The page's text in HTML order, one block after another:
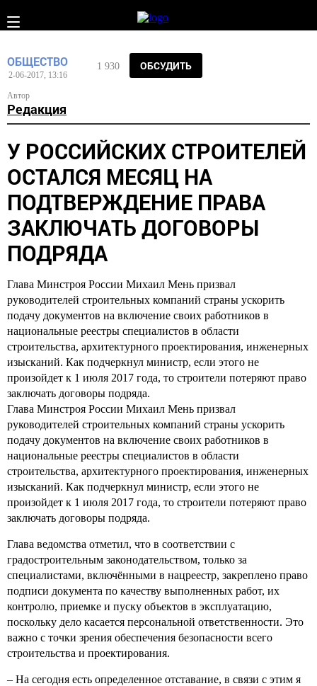
ОБЩЕСТВО
2-06-2017, 13:16
Автор
Редакция
1 930 ОБСУДИТЬ
У РОССИЙСКИХ СТРОИТЕЛЕЙ
ОСТАЛСЯ МЕСЯЦ НА
ПОДТВЕРЖДЕНИЕ ПРАВА
ЗАКЛЮЧАТЬ ДОГОВОРЫ
ПОДРЯДА
Глава Минстроя России Михаил Мень призвал
руководителей строительных компаний страны ускорить
подачу документов на включение своих работников в
национальные реестры специалистов в области
строительства, архитектурного проектирования, инженерных
изысканий. Как подчеркнул министр, если этого не
произойдет к 1 июля 2017 года, то строители потеряют право
заключать договоры подряда.
Глава Минстроя России Михаил Мень призвал
руководителей строительных компаний страны ускорить
подачу документов на включение своих работников в
национальные реестры специалистов в области
строительства, архитектурного проектирования, инженерных
изысканий. Как подчеркнул министр, если этого не
произойдет к 1 июля 2017 года, то строители потеряют право
заключать договоры подряда.
Глава ведомства отметил, что в соответствии с
градостроительным законодательством, только за
специалистами, включёнными в нацреестр, закреплено право
подписи документа по качеству выполненных работ, их
контролю, приемке и пуску объектов в эксплуатацию,
поскольку дело касается персональной ответственности. Это
важно с точки зрения обеспечения безопасности всего
строительства и проектирования.
– На сегодня есть определенное отставание, в связи с этим я